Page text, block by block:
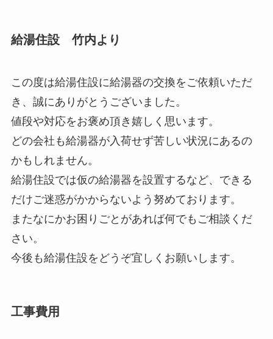
給湯住設 竹内より
この度は給湯住設に給湯器の交換をご依頼いただ
き、誠にありがとうございました。
値段や対応をお褒め頂き嬉しく思います。
どの会社も給湯器が入荷せず苦しい状況にあるの
かもしれません。
給湯住設では仮の給湯器を設置するなど、できる
だけご迷惑がかからないよう努めております。
またなにかお困りごとがあれば何でもご相談くだ
さい。
今後も給湯住設をどうぞ宜しくお願いします。
工事費用